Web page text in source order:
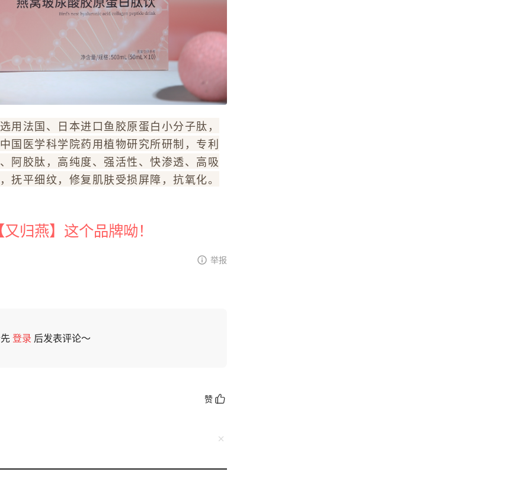
用法国、日本进口鱼胶原蛋白小分子肽，
国医学科学院药用植物研究所研制，专利
阿胶肽，高纯度、强活性、快渗透、高吸
抚平细纹，修复肌肤受损屏障，抗氧化。
归燕】这个品牌呦！
举报
登录 后发表评论～
赞